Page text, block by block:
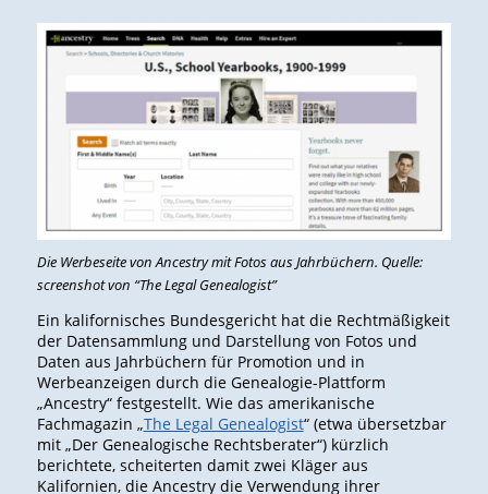
Die Werbeseite von Ancestry mit Fotos aus Jahrbüchern. Quelle:
screenshot von “The Legal Genealogist”
Ein kalifornisches Bundesgericht hat die Rechtmäßigkeit
der Datensammlung und Darstellung von Fotos und
Daten aus Jahrbüchern für Promotion und in
Werbeanzeigen durch die Genealogie-Plattform
„Ancestry“ festgestellt. Wie das amerikanische
Fachmagazin „The Legal Genealogist“ (etwa übersetzbar
mit „Der Genealogische Rechtsberater“) kürzlich
berichtete, scheiterten damit zwei Kläger aus
Kalifornien, die Ancestry die Verwendung ihrer